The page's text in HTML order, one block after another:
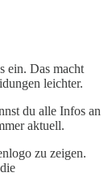
ein. Das macht
leichter.
du alle Infos an
aktuell.
zu zeigen.